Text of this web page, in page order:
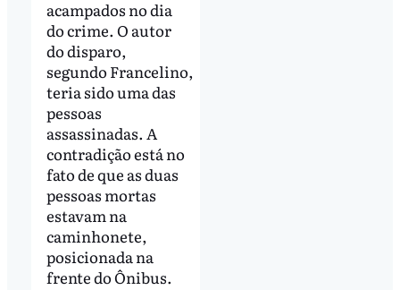
acampados no dia
do crime. O autor
do disparo,
segundo Francelino,
teria sido uma das
pessoas
assassinadas. A
contradição está no
fato de que as duas
pessoas mortas
estavam na
caminhonete,
posicionada na
frente do Ônibus.